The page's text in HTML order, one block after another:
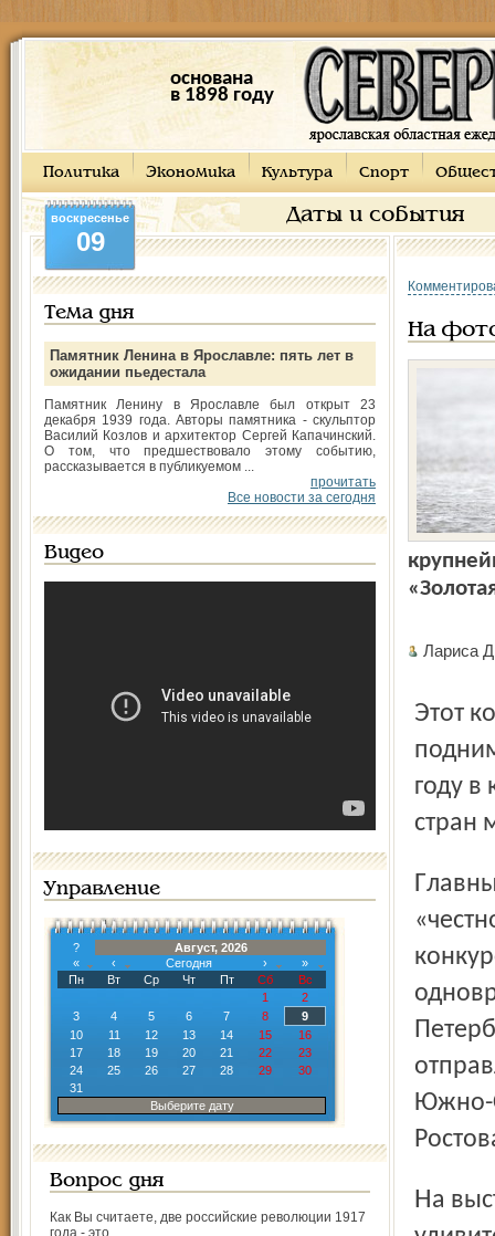
основана
в 1898 году
Политика Экономика Культура Спорт
Даты и события
воскресенье
09
Тема дня
Памятник Ленина в Ярославле: пять лет в
ожидании пьедестала
Памятник Ленину в Ярославле был открыт 23
декабря 1939 года. Авторы памятника - скульптор
Василий Козлов и архитектор Сергей Капачинский.
О том, что предшествовало этому событию,
рассказывается в публикуемом ...
прочитать
Все новости за сегодня
Видео
Управление
?
Август, 2026
«
‹ Сегодня ›
»
Пн
Вт Ср Чт Пт Сб
Вс
1
2
3
4 5 6 7 8
9
10
11 12 13 14 15
16
17
18 19 20 21 22
23
24
25 26 27 28 29
30
31
Выберите дату
Вопрос дня
Как Вы считаете, две российские революции 1917
года - это
На
Лариса
Этот конкурс проводится уже шесть лет и каждый год
году в
стран
Главный критерий отбора фотографий на конкурс – её
Южно-
На выставке представлены уникальные снимки самых